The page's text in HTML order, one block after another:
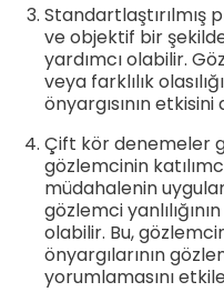
Standartlaştırılmış
ve objektif bir
yardımcı olabilir.
veya farklılık
önyargısının
Çift kör denemeler
gözlemcinin
müdahalenin
gözlemci
olabilir. Bu,
önyargılarının
yorumlamasını